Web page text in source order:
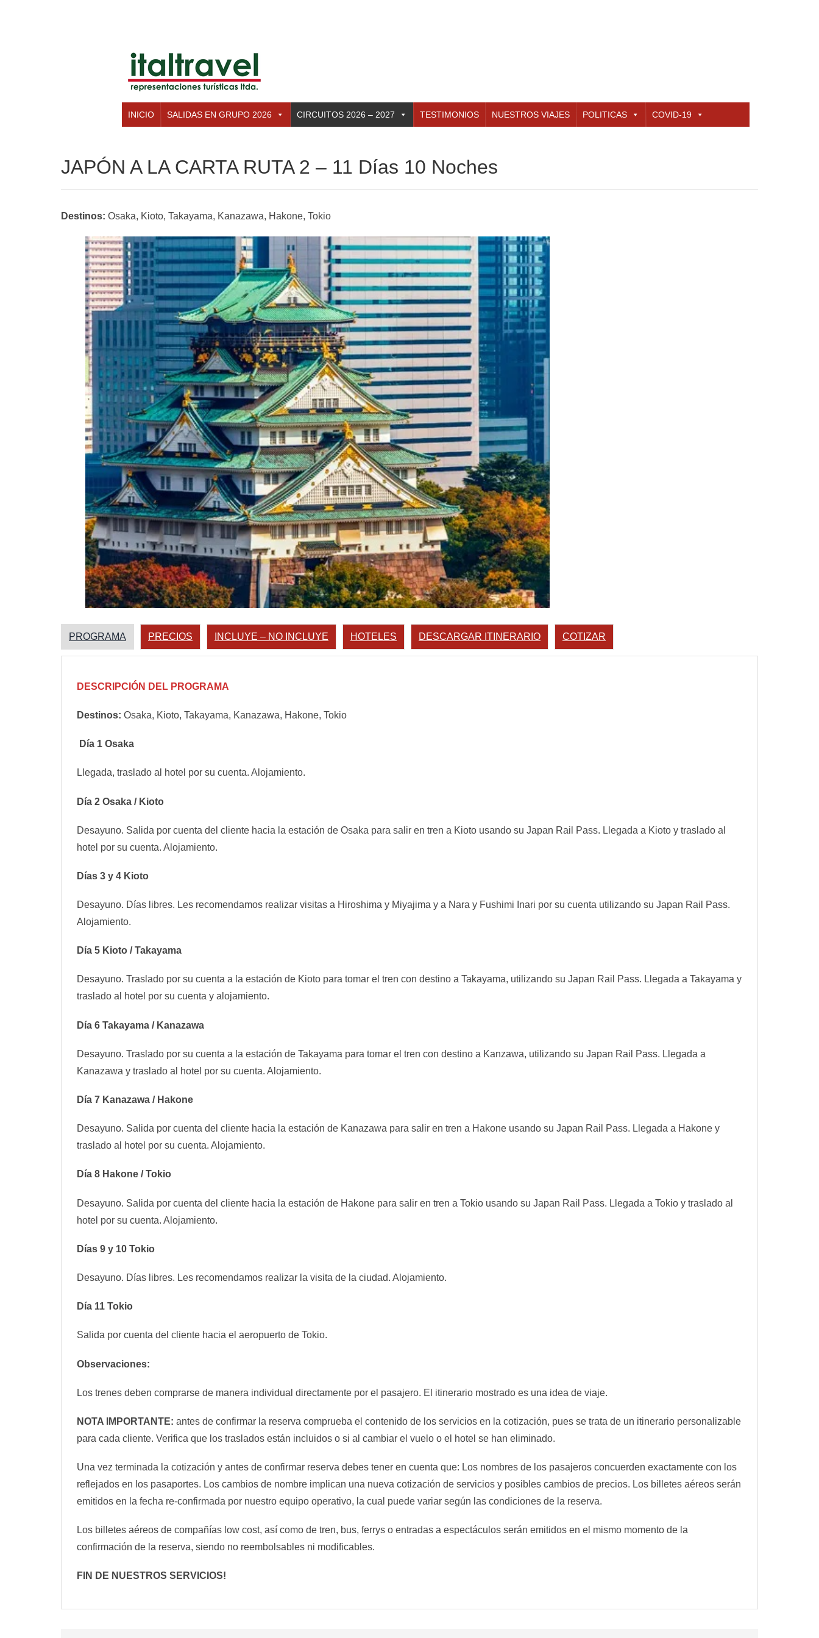
INICIO SALIDAS EN GRUPO 2026 CIRCUITOS 2026 – 2027 TESTIMONIOS NUESTROS VIAJES POLITICAS COVID-19
JAPÓN A LA CARTA RUTA 2 – 11 Días 10 Noches
Destinos: Osaka, Kioto, Takayama, Kanazawa, Hakone, Tokio
PROGRAMA PRECIOS INCLUYE – NO INCLUYE HOTELES DESCARGAR ITINERARIO COTIZAR
DESCRIPCIÓN DEL PROGRAMA
Destinos: Osaka, Kioto, Takayama, Kanazawa, Hakone, Tokio
Día 1 Osaka
Llegada, traslado al hotel por su cuenta. Alojamiento.
Día 2 Osaka / Kioto
Desayuno. Salida por cuenta del cliente hacia la estación de Osaka para salir en tren a Kioto usando su Japan Rail Pass. Llegada a Kioto y traslado al
hotel por su cuenta. Alojamiento.
Días 3 y 4 Kioto
Desayuno. Días libres. Les recomendamos realizar visitas a Hiroshima y Miyajima y a Nara y Fushimi Inari por su cuenta utilizando su Japan Rail Pass.
Alojamiento.
Día 5 Kioto / Takayama
Desayuno. Traslado por su cuenta a la estación de Kioto para tomar el tren con destino a Takayama, utilizando su Japan Rail Pass. Llegada a Takayama y
traslado al hotel por su cuenta y alojamiento.
Día 6 Takayama / Kanazawa
Desayuno. Traslado por su cuenta a la estación de Takayama para tomar el tren con destino a Kanzawa, utilizando su Japan Rail Pass. Llegada a
Kanazawa y traslado al hotel por su cuenta. Alojamiento.
Día 7 Kanazawa / Hakone
Desayuno. Salida por cuenta del cliente hacia la estación de Kanazawa para salir en tren a Hakone usando su Japan Rail Pass. Llegada a Hakone y
traslado al hotel por su cuenta. Alojamiento.
Día 8 Hakone / Tokio
Desayuno. Salida por cuenta del cliente hacia la estación de Hakone para salir en tren a Tokio usando su Japan Rail Pass. Llegada a Tokio y traslado al
hotel por su cuenta. Alojamiento.
Días 9 y 10 Tokio
Desayuno. Días libres. Les recomendamos realizar la visita de la ciudad. Alojamiento.
Día 11 Tokio
Salida por cuenta del cliente hacia el aeropuerto de Tokio.
Observaciones:
Los trenes deben comprarse de manera individual directamente por el pasajero. El itinerario mostrado es una idea de viaje.
NOTA IMPORTANTE: antes de confirmar la reserva comprueba el contenido de los servicios en la cotización, pues se trata de un itinerario personalizable
para cada cliente. Verifica que los traslados están incluidos o si al cambiar el vuelo o el hotel se han eliminado.
Una vez terminada la cotización y antes de confirmar reserva debes tener en cuenta que: Los nombres de los pasajeros concuerden exactamente con los
reflejados en los pasaportes. Los cambios de nombre implican una nueva cotización de servicios y posibles cambios de precios. Los billetes aéreos serán
emitidos en la fecha re-confirmada por nuestro equipo operativo, la cual puede variar según las condiciones de la reserva.
Los billetes aéreos de compañías low cost, así como de tren, bus, ferrys o entradas a espectáculos serán emitidos en el mismo momento de la
confirmación de la reserva, siendo no reembolsables ni modificables.
FIN DE NUESTROS SERVICIOS!